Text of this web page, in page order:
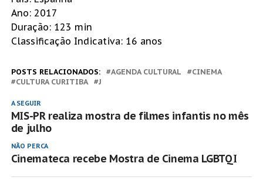
Ano: 2017
Duração: 123 min
Classificação Indicativa: 16 anos
POSTS RELACIONADOS: AGENDA CULTURAL
CINEMA
CULTURA CURITIBA
J
A SEGUIR
MIS-PR realiza mostra de filmes infantis no mês
de julho
NÃO PERCA
Cinemateca recebe Mostra de Cinema LGBTQI